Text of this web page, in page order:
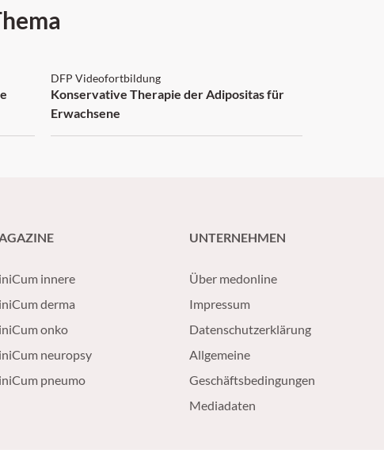
DFP Videofortbildung
Konservative Therapie der Adipositas für
Erwachsene
innere
derma
onko
neuropsy
pneumo
UNTERNEHMEN
Über medonline
Impressum
Datenschutzerklärung
Allgemeine
Geschäftsbedingungen
Mediadaten